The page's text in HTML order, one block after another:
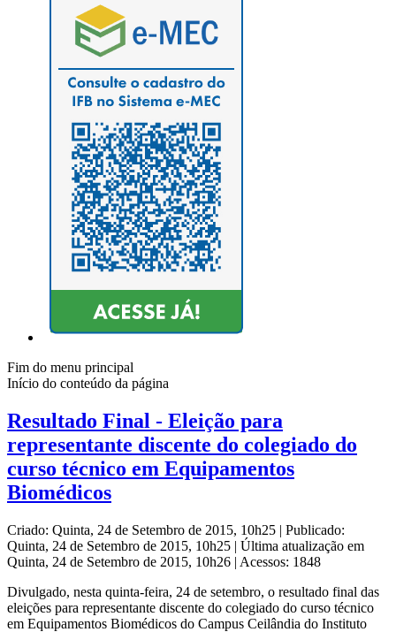
Fim do menu principal
Início do conteúdo da página
Resultado Final - Eleição para
representante discente do colegiado do
curso técnico em Equipamentos
Biomédicos
Criado: Quinta, 24 de Setembro de 2015, 10h25 | Publicado:
Quinta, 24 de Setembro de 2015, 10h25 | Última atualização em
Quinta, 24 de Setembro de 2015, 10h26 | Acessos: 1848
Divulgado, nesta quinta-feira, 24 de setembro, o resultado final das
eleições para representante discente do colegiado do curso técnico
em Equipamentos Biomédicos do Campus Ceilândia do Instituto